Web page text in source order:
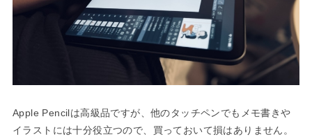
Apple Pencilは高級品ですが、他のタッチペンでもメモ書きや
イラストには十分役立つので、買っておいて損はありません。